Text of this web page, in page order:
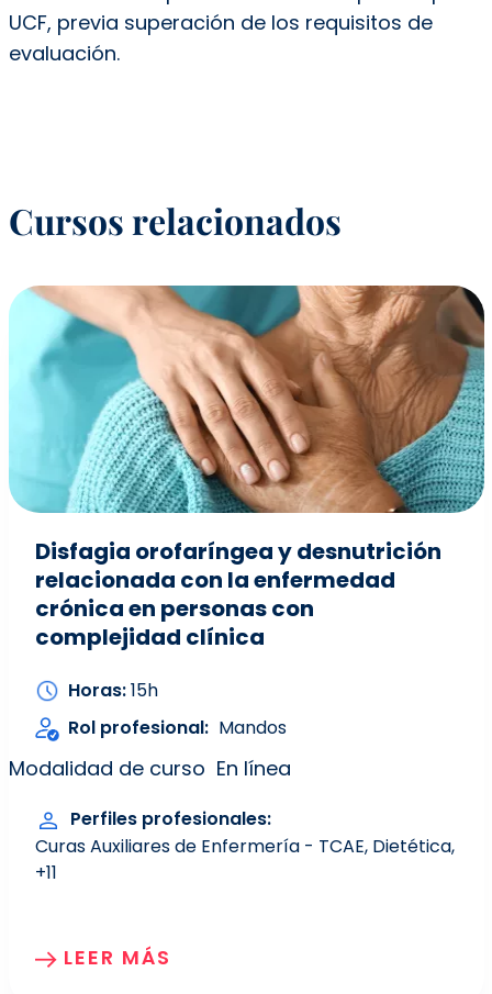
UCF, previa superación de los requisitos de
evaluación.
Cursos relacionados
Disfagia orofaríngea y desnutrición
relacionada con la enfermedad
crónica en personas con
complejidad clínica
Horas 15h
Rol profesional
Mandos
Modalidad de curso En línea
Perfiles profesionales
Curas Auxiliares de Enfermería - TCAE Dietética
+11
LEER MÁS